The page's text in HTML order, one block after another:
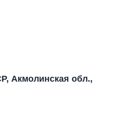
Акмолинская обл.,